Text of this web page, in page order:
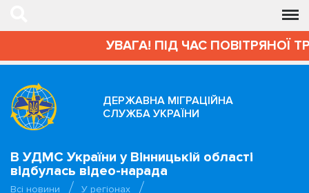
УВАГА! ПІД ЧАС ПОВІТРЯНОЇ
ДЕРЖАВНА МІГРАЦІЙНА
СЛУЖБА УКРАЇНИ
В УДМС України у Вінницькій області
відбулась відео-нарада
Всі новини
У регіонах